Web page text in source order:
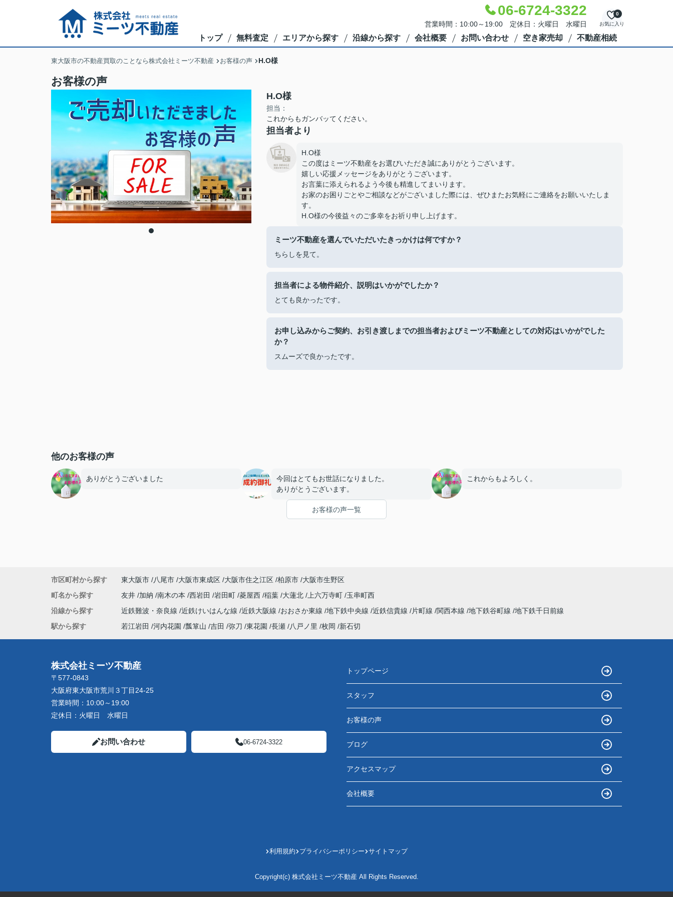
06-6724-3322
営業時間：10:00～19:00 定休日：火曜日 水曜日 お気に入り
0
トップ 無料査定 エリアから探す 沿線から探す 会社概要 お問い合わせ 空き家売却 不動産相続
東大阪市の不動産買取のことなら株式会社ミーツ不動産 お客様の声 H.O様
お客様の声
H.O様
担当：
これからもガンバッてください。
担当者より
H.O様
この度はミーツ不動産をお選びいただき誠にありがとうございます。
嬉しい応援メッセージをありがとうございます。
お言葉に添えられるよう今後も精進してまいります。
お家のお困りごとやご相談などがございました際には、ぜひまたお気軽にご連絡をお願いいたしま
す。
H.O様の今後益々のご多幸をお祈り申し上げます。
ミーツ不動産を選んでいただいたきっかけは何ですか？
ちらしを見て。
担当者による物件紹介、説明はいかがでしたか？
とても良かったです。
お申し込みからご契約、お引き渡しまでの担当者およびミーツ不動産としての対応はいかがでした
か？
スムーズで良かったです。
他のお客様の声
ありがとうございました
今回はとてもお世話になりました。
ありがとうございます。
これからもよろしく。
お客様の声一覧
市区町村から探す 東大阪市 八尾市 大阪市東成区 大阪市住之江区 柏原市 大阪市生野区
町名から探す
友井 加納 南木の本 西岩田 岩田町 菱屋西 稲葉 大蓮北 上六万寺町 玉串町西
沿線から探す
近鉄難波・奈良線 近鉄けいはんな線 近鉄大阪線 おおさか東線 地下鉄中央線 近鉄信貴線 片町線 関西本線 地下鉄谷町線 地下鉄千日前線
駅から探す
若江岩田 河内花園 瓢箪山 吉田 弥刀 東花園 長瀬 八戸ノ里 枚岡 新石切
株式会社ミーツ不動産
〒577-0843
大阪府東大阪市荒川３丁目24-25
営業時間： 10:00～19:00
定休日： 火曜日 水曜日
お問い合わせ 06-6724-3322
トップページ
スタッフ
お客様の声
ブログ
アクセスマップ
会社概要
利用規約 プライバシーポリシー サイトマップ
Copyright(c) 株式会社ミーツ不動産 All Rights Reserved.